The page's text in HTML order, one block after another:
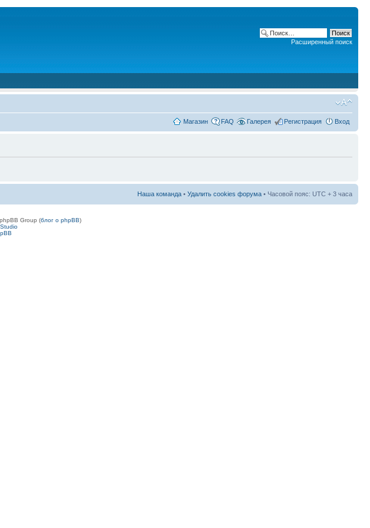
Расширенный поиск
Магазин FAQ Галерея Регистрация Вход
Наша команда • Удалить cookies форума • Часовой пояс: UTC + 3 часа
Group (блог о phpBB)